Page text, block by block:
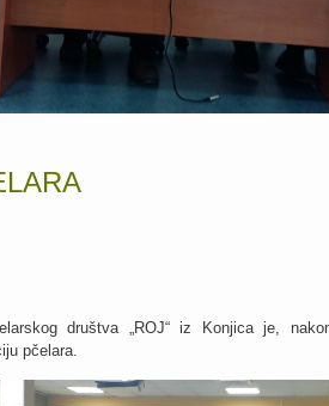
društva „ROJ“ iz Konjica je,
pčelara.